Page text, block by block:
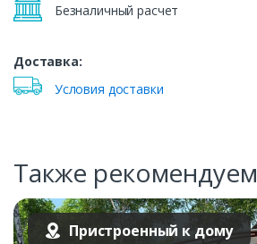
Безналичный расчет
Доставка:
Условия доставки
Также рекомендуем
Пристроенный к дому